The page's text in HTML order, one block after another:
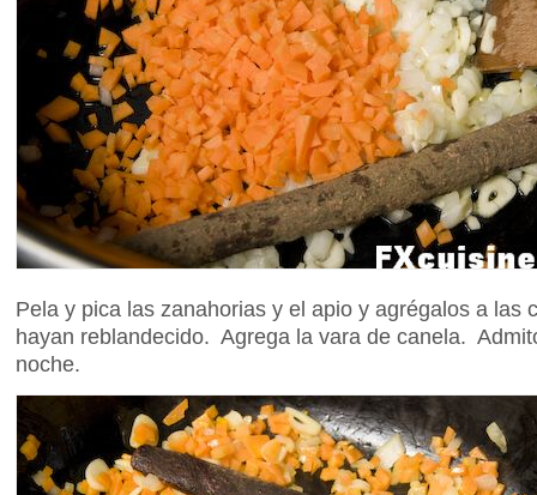
Pela y pica las zanahorias y el apio y agrégalos a las
hayan reblandecido. Agrega la vara de canela.
noche.